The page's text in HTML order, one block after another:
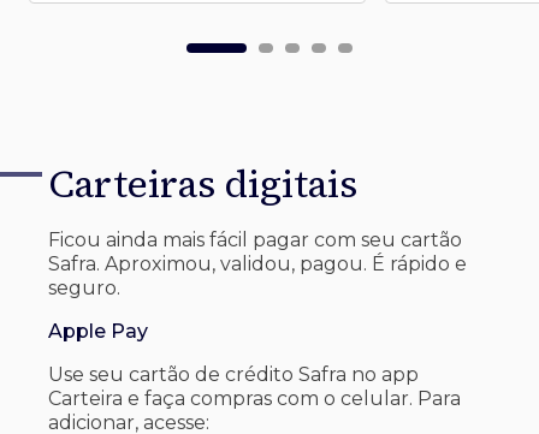
Carteiras digitais
Ficou ainda mais fácil pagar com seu cartão
Safra. Aproximou, validou, pagou. É rápido e
seguro.
Apple Pay
Use seu cartão de crédito Safra no app
Carteira e faça compras com o celular. Para
adicionar, acesse: